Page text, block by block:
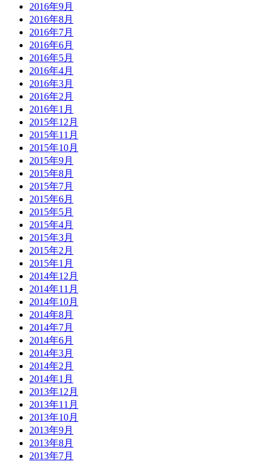
2016年9月
2016年8月
2016年7月
2016年6月
2016年5月
2016年4月
2016年3月
2016年2月
2016年1月
2015年12月
2015年11月
2015年10月
2015年9月
2015年8月
2015年7月
2015年6月
2015年5月
2015年4月
2015年3月
2015年2月
2015年1月
2014年12月
2014年11月
2014年10月
2014年8月
2014年7月
2014年6月
2014年3月
2014年2月
2014年1月
2013年12月
2013年11月
2013年10月
2013年9月
2013年8月
2013年7月